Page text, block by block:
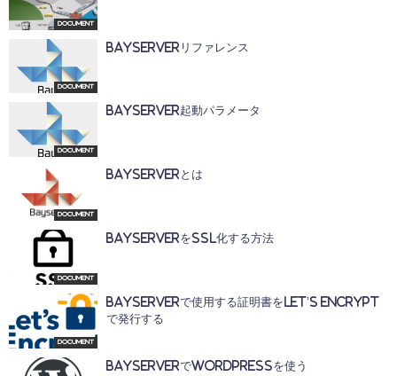
Document
Document
BayServerリファレンス
Document
BayServer起動パラメータ
Document
BayServerとは
Document
BayServerをSSL化する方法
Document
BayServerで使用する証明書をLet’s Encrypt
で発行する
BayServerでWordPressを使う